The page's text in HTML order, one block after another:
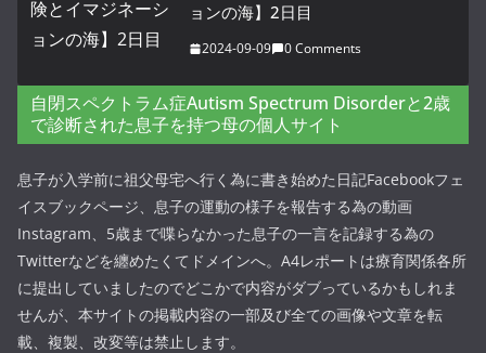
ョンの海】2日目
2024-09-09 0 Comments
自閉スペクトラム症Autism Spectrum Disorderと2歳
で診断された息子を持つ母の個人サイト
息子が入学前に祖父母宅へ行く為に書き始めた日記Facebookフェ
イスブックページ、息子の運動の様子を報告する為の動画
Instagram、5歳まで喋らなかった息子の一言を記録する為の
Twitterなどを纏めたくてドメインへ。A4レポートは療育関係各所
に提出していましたのでどこかで内容がダブっているかもしれま
せんが、本サイトの掲載内容の一部及び全ての画像や文章を転
載、複製、改変等は禁止します。